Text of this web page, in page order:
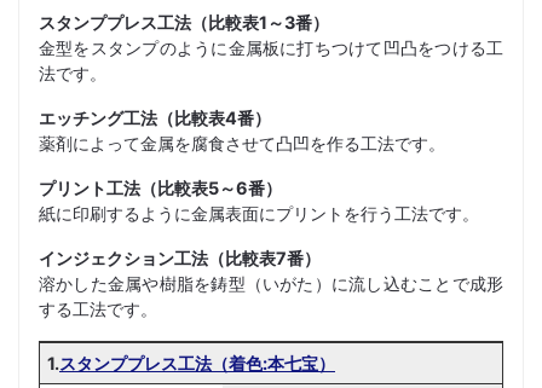
スタンププレス工法（比較表1～3番）
金型をスタンプのように金属板に打ちつけて凹凸をつける工
法です。
エッチング工法（比較表4番）
薬剤によって金属を腐食させて凸凹を作る工法です。
プリント工法（比較表5～6番）
紙に印刷するように金属表面にプリントを行う工法です。
インジェクション工法（比較表7番）
溶かした金属や樹脂を鋳型（いがた）に流し込むことで成形
する工法です。
1.スタンププレス工法（着色:本七宝）